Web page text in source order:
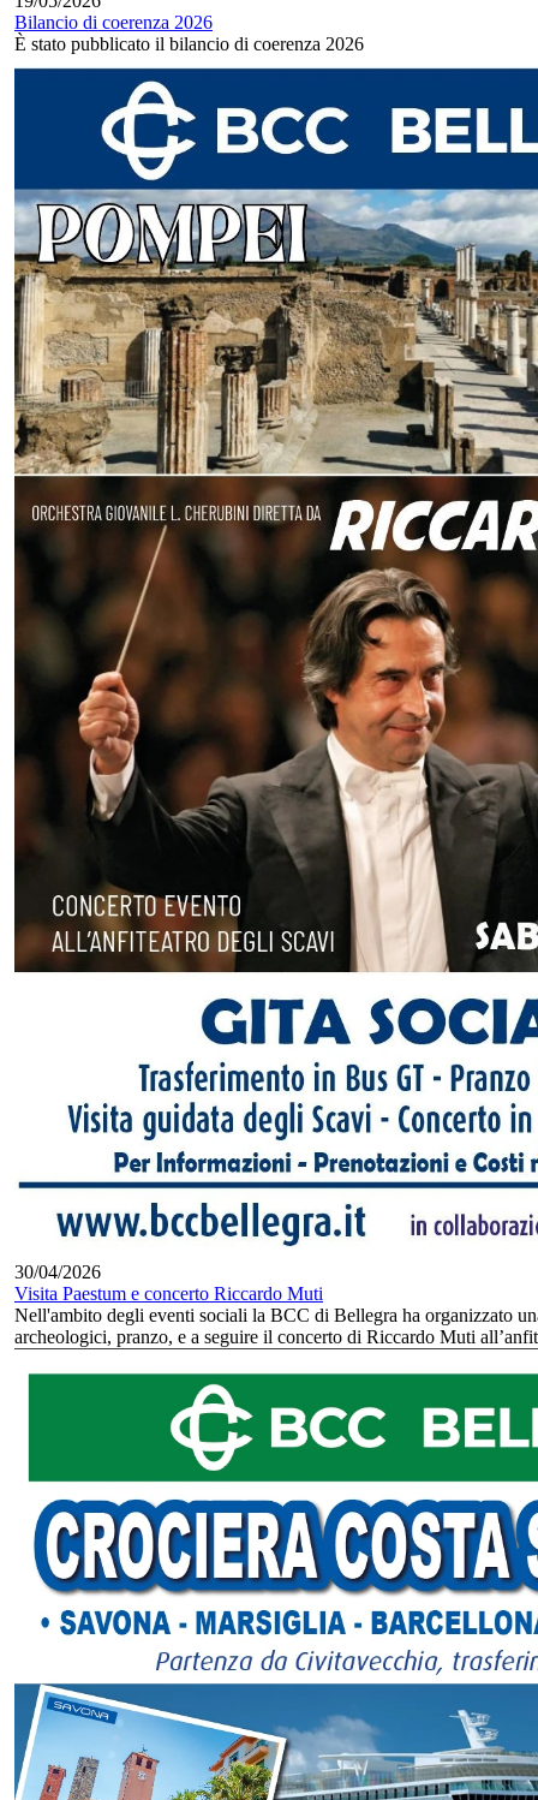
Bilancio di coerenza 2026
È stato pubblicato il bilancio di coerenza 2026
30/04/2026
Visita Paestum e concerto Riccardo Muti
Nell'ambito degli eventi sociali la BCC di Bellegra ha organizzato
archeologici, pranzo, e a seguire il concerto di Riccardo Muti